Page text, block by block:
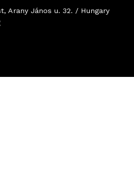
Arany János u. 32. / Hungary